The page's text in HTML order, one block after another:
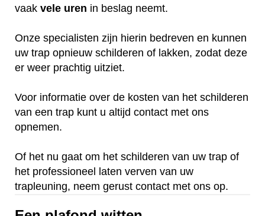
vaak vele uren in beslag neemt.
Onze specialisten zijn hierin bedreven en kunnen
uw trap opnieuw schilderen of lakken, zodat deze
er weer prachtig uitziet.
Voor informatie over de kosten van het schilderen
van een trap kunt u altijd contact met ons
opnemen.
Of het nu gaat om het schilderen van uw trap of
het professioneel laten verven van uw
trapleuning, neem gerust contact met ons op.